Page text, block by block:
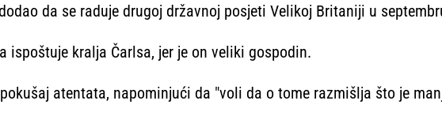
da se raduje drugoj državnoj posjeti Velikoj Britaniji u
ispoštuje kralja Čarlsa, jer je on veliki gospodin.
atentata, napominjući da "voli da o tome razmišlja što je